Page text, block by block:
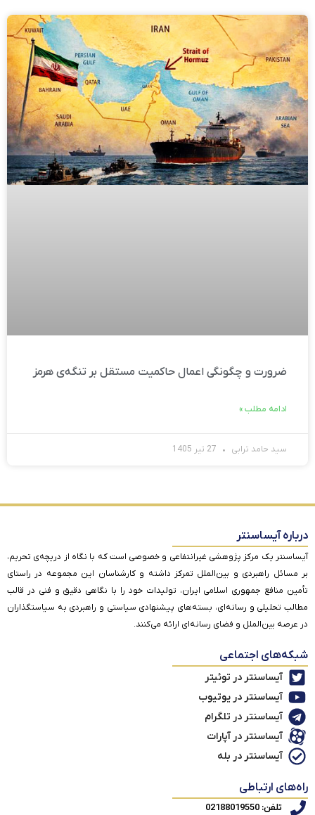
ضرورت و چگونگی اعمال حاکمیت مستقل بر تنگه‌ی هرمز
ادامه مطلب »
سید حامد ترابی
درباره آیساسنتر
آیساسنتر یک مرکز پژوهشی غیرانتفاعی و خصوصی است که با نگاه از دریچه‌ی تحریم،
بر مسائل راهبردی و بین‌الملل تمرکز داشته و کارشناسان این مجموعه در راستای
تأمین منافع جمهوری اسلامی ایران، تولیدات خود را با نگاهی دقیق و فنی در قالب
مطالب تحلیلی و رسانه‌ای، بسته‌های پیشنهادی سیاستی و راهبردی به سیاستگذاران
در عرصه بین‌الملل و فضای رسانه‌ای ارائه می‌کنند.
شبکه‌های اجتماعی
آیساسنتر در توئیتر
آیساسنتر در یوتیوب
آیساسنتر در تلگرام
آیساسنتر در آپارات
آیساسنتر در بله
راه‌های ارتباطی
تلفن: 02188019550